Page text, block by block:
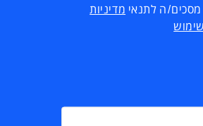
מסכים/ה לתנאי מדיניות